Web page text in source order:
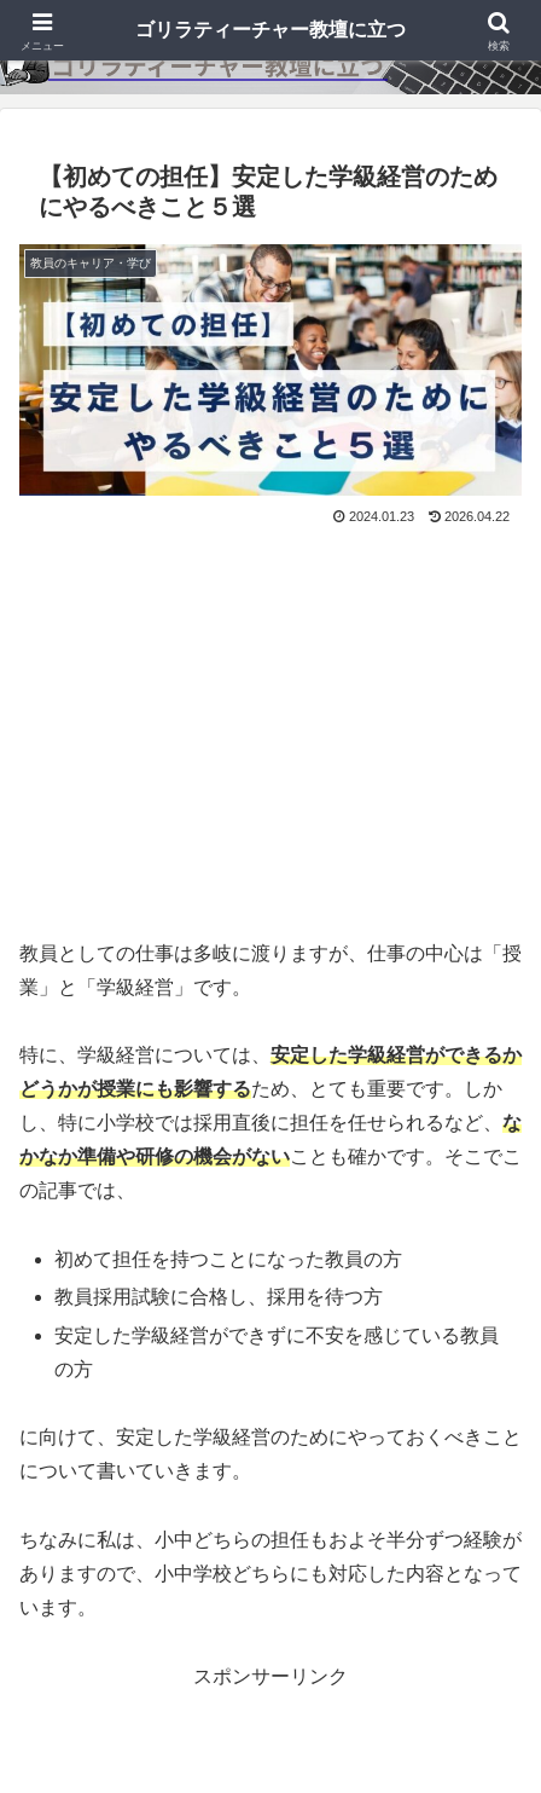
【初めての担任】安定した学級経営のため
にやるべきこと５選
教員のキャリア・学び
2024.01.23 2026.04.22
教員としての仕事は多岐に渡りますが、仕事の中心は「授
業」と「学級経営」です。
特に、学級経営については、 安定した学級経営ができるか
どうかが授業にも影響するため、とても重要です。しか
し、特に小学校では採用直後に担任を任せられるなど、 な
かなか準備や研修の機会がないことも確かです。そこでこ
の記事では、
初めて担任を持つことになった教員の方
教員採用試験に合格し、採用を待つ方
安定した学級経営ができずに不安を感じている教員
の方
に向けて、安定した学級経営のためにやっておくべきこと
について書いていきます。
ちなみに私は、小中どちらの担任もおよそ半分ずつ経験が
ありますので、小中学校どちらにも対応した内容となって
います。
スポンサーリンク
メニュー
ゴリラティーチャー教壇に立つ
検索